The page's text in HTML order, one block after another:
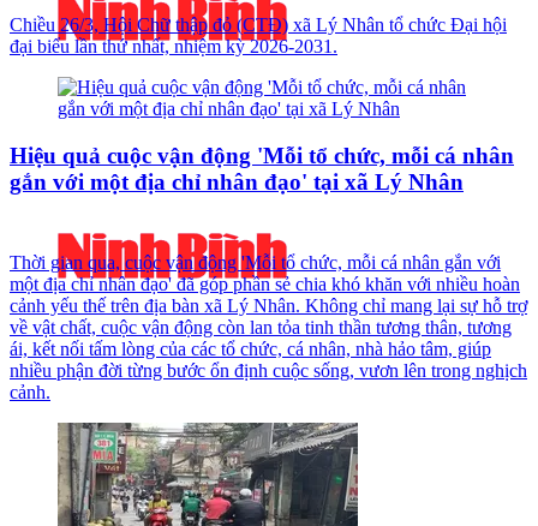
Chiều 26/3, Hội Chữ thập đỏ (CTĐ) xã Lý Nhân tổ chức Đại hội
đại biểu lần thứ nhất, nhiệm kỳ 2026-2031.
Hiệu quả cuộc vận động 'Mỗi tổ chức, mỗi cá nhân
gắn với một địa chỉ nhân đạo' tại xã Lý Nhân
Thời gian qua, cuộc vận động 'Mỗi tổ chức, mỗi cá nhân gắn với
một địa chỉ nhân đạo' đã góp phần sẻ chia khó khăn với nhiều hoàn
cảnh yếu thế trên địa bàn xã Lý Nhân. Không chỉ mang lại sự hỗ trợ
về vật chất, cuộc vận động còn lan tỏa tinh thần tương thân, tương
ái, kết nối tấm lòng của các tổ chức, cá nhân, nhà hảo tâm, giúp
nhiều phận đời từng bước ổn định cuộc sống, vươn lên trong nghịch
cảnh.